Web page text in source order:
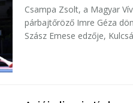
Csampa Zsolt, a Magyar
párbajtőröző Imre Géza
Szász Emese edzője,